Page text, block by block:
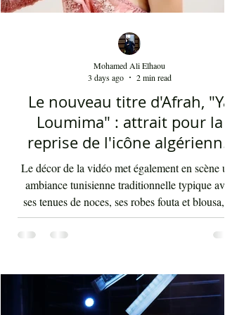
Le nouveau titre d'Afrah, "Ya
Loumima" : attrait pour la
reprise de l'icône algérienne
Rabah Driassa
Le décor de la vidéo met également en scène
ambiance tunisienne traditionnelle typique
décoration, ses chandelles festives, ses
de beauté, ainsi que la foule attirée et entraînée
cette célébration, comprenant notamment les
Mohamed Ali Elhaou
3 days ago
2 min read